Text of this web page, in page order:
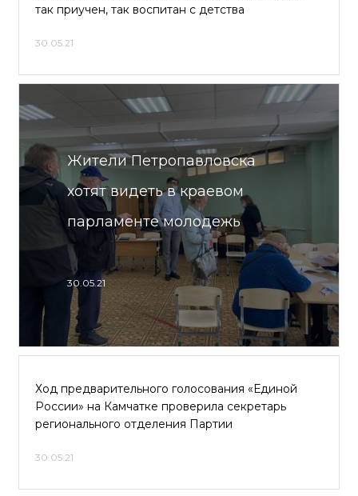
так приучен, так воспитан с детства
30.05.21
Жители Петропавловска
хотят видеть в краевом
парламенте молодежь
30.05.21
Ход предварительного голосования «Единой
России» на Камчатке проверила секретарь
регионального отделения Партии
30.05.21